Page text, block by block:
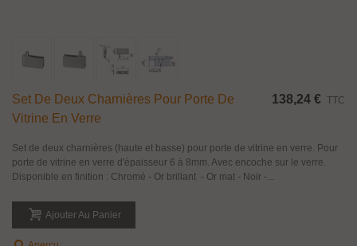
Set De Deux Charnières Pour Porte De
Vitrine En Verre
138,24 € TTC
Set de deux charnières (haute et basse) pour porte de vitrine en verre. Pour
porte de vitrine en verre d'épaisseur 6 à 8mm. Avec encoche sur le verre.
Disponible en finition : Chromé - Or brillant - Or mat - Noir -...
Ajouter Au Panier